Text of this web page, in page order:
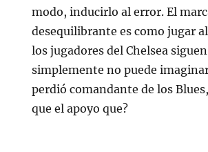
modo, inducirlo al error. El
desequilibrante es como jugar
los jugadores del Chelsea
simplemente no puede
perdió comandante de los
que el apoyo que?